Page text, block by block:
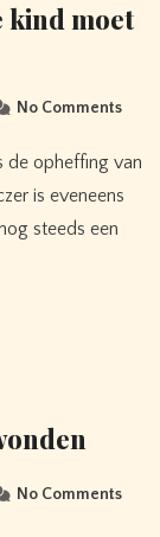
kind moet
No Comments
is eveneens
steeds een
No Comments